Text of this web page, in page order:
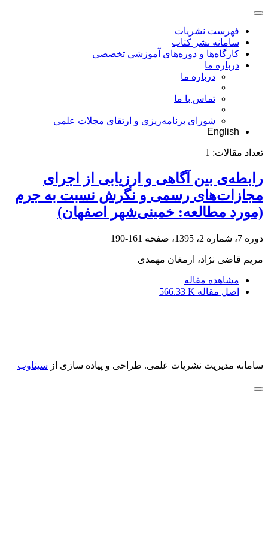
فهرست نشریات
سامانه نشر کتاب
کارگاه‌ها و دوره‌های آموزشی تخصصی
درباره ما
درباره ما
تماس با ما
شورای برنامه‌ریزی و ارتقای مجلات علمی
English
تعداد مقالات: 1
رابطه‌ی بین آگاهی و ارزیابی از اجرای
مجازات‌های رسمی و نگرش نسبت به جرم
(مورد مطالعه: خمینی‌شهر اصفهان)
دوره 7، شماره 2، 1395، صفحه 161-190
مریم قاضی نژاد، ارمغان مهمدی
مشاهده مقاله
اصل مقاله 566.33 K
سامانه مدیریت نشریات علمی. طراحی و پیاده سازی از سیناوب